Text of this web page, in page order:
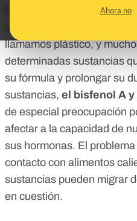
Ahora no
El plástico no es una sola
muchos compuestos
llamamos plástico, y
determinadas sustancias
su fórmula y prolongar su
sustancias, el bisfenol A
de especial preocupación
afectar a la capacidad de
sus hormonas. El
contacto con alimentos
sustancias pueden migrar
en cuestión.